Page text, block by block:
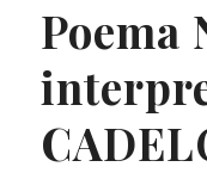
Poema